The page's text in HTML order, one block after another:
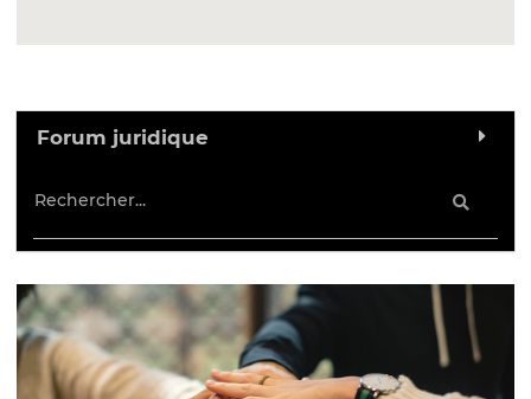
Forum juridique